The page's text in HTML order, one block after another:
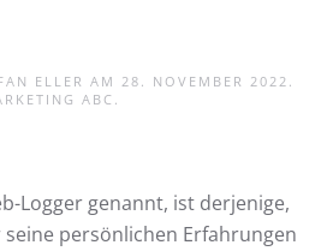
ELLER AM 28. NOVEMBER 2022 .
ABC .
Logger genannt, ist derjenige,
persönlichen Erfahrungen